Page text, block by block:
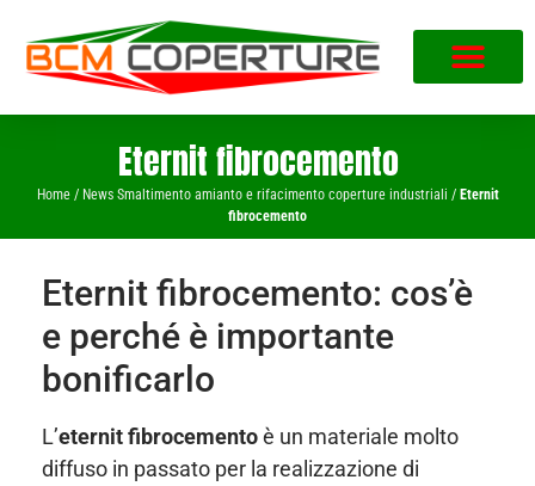
Eternit fibrocemento
Home/ News Smaltimento amianto e rifacimento coperture industriali / Eternit
fibrocemento
Eternit fibrocemento: cos’è
e perché è importante
bonificarlo
L’eternit fibrocementoè un materiale molto
diffuso in passato per la realizzazione di